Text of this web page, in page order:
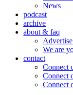
News
podcast
archive
about & faq
We are
contact
Connect
Connect
Connect